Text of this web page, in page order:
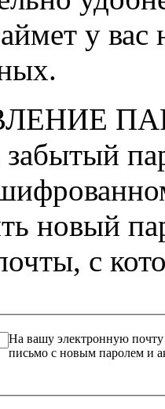
у
забытый
новый
с
На вашу электронную почту
письмо с новым паролем и